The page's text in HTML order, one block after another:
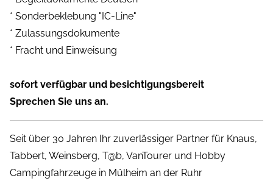
* Sonderbeklebung "IC-Line"
* Zulassungsdokumente
* Fracht und Einweisung
sofort verfügbar und besichtigungsbereit
Sprechen Sie uns an.
Seit über 30 Jahren Ihr zuverlässiger Partner für Knaus,
Tabbert, Weinsberg, T@b, VanTourer und Hobby
Campingfahrzeuge in Mülheim an der Ruhr